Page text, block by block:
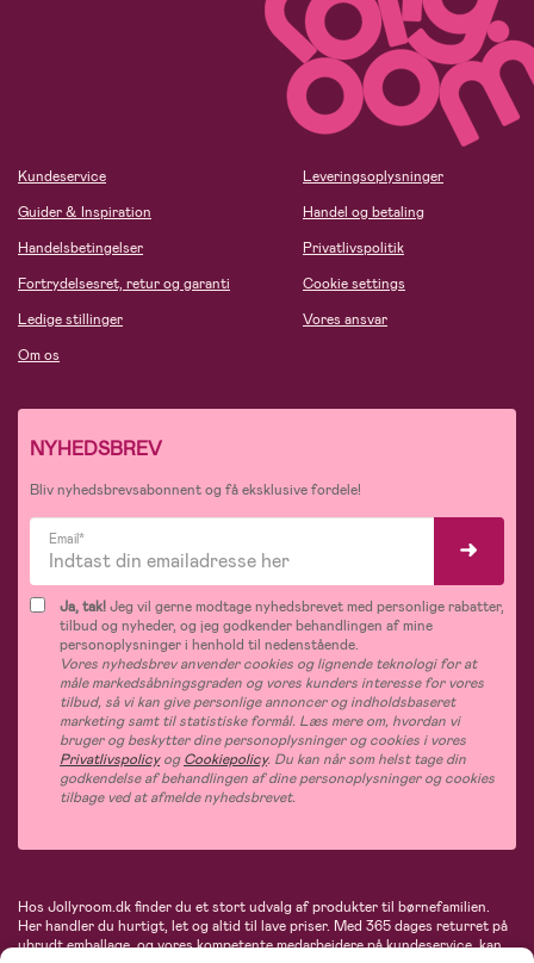
Kundeservice
Guider & Inspiration
Handelsbetingelser
Fortrydelsesret, retur og garanti
Ledige stillinger
Om os
Leveringsoplysninger
Handel og betaling
Privatlivspolitik
Cookie settings
Vores ansvar
NYHEDSBREV
Bliv nyhedsbrevsabonnent og få eksklusive fordele!
Email*
Ja, tak!Jeg vil gerne modtage nyhedsbrevet med personlige rabatter,
tilbud og nyheder, og jeg godkender behandlingen af mine
personoplysninger i henhold til nedenstående.
Vores nyhedsbrev anvender cookies og lignende teknologi for at
måle markedsåbningsgraden og vores kunders interesse for vores
tilbud, så vi kan give personlige annoncer og indholdsbaseret
marketing samt til statistiske formål. Læs mere om, hvordan vi
bruger og beskytter dine personoplysninger og cookies i vores
PrivatlivspolicyogCookiepolicy. Du kan når som helst tage din
godkendelse af behandlingen af dine personoplysninger og cookies
tilbage ved at afmelde nyhedsbrevet.
Hos Jollyroom.dk finder du et stort udvalg af produkter til børnefamilien.
Her handler du hurtigt, let og altid til lave priser. Med 365 dages returret på
ubrudt emballage, og vores kompetente medarbejdere på kundeservice, kan